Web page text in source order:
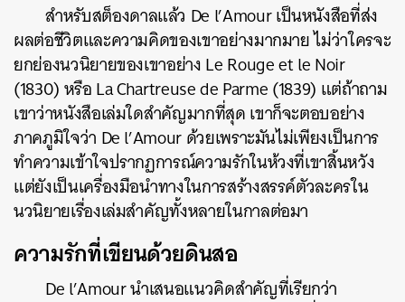
สำหรับสต็องดาลแล้ว De l’Amour เป็นหนังสือที่ส่ง
ผลต่อชีวิตและความคิดของเขาอย่างมากมาย ไม่ว่าใครจะ
ยกย่องนวนิยายของเขาอย่าง Le Rouge et le Noir
(1830) หรือ La Chartreuse de Parme (1839) แต่ถ้าถาม
เขาว่าหนังสือเล่มใดสำคัญมากที่สุด เขาก็จะตอบอย่าง
ภาคภูมิใจว่า De l’Amour ด้วยเพราะมันไม่เพียงเป็นการ
ทำความเข้าใจปรากฏการณ์ความรักในห้วงที่เขาสิ้นหวัง
แต่ยังเป็นเครื่องมือนำทางในการสร้างสรรค์ตัวละครใน
นวนิยายเรื่องเล่มสำคัญทั้งหลายในกาลต่อมา
ความรักที่เขียนด้วยดินสอ
De l’Amour นำเสนอแนวคิดสำคัญที่เรียกว่า